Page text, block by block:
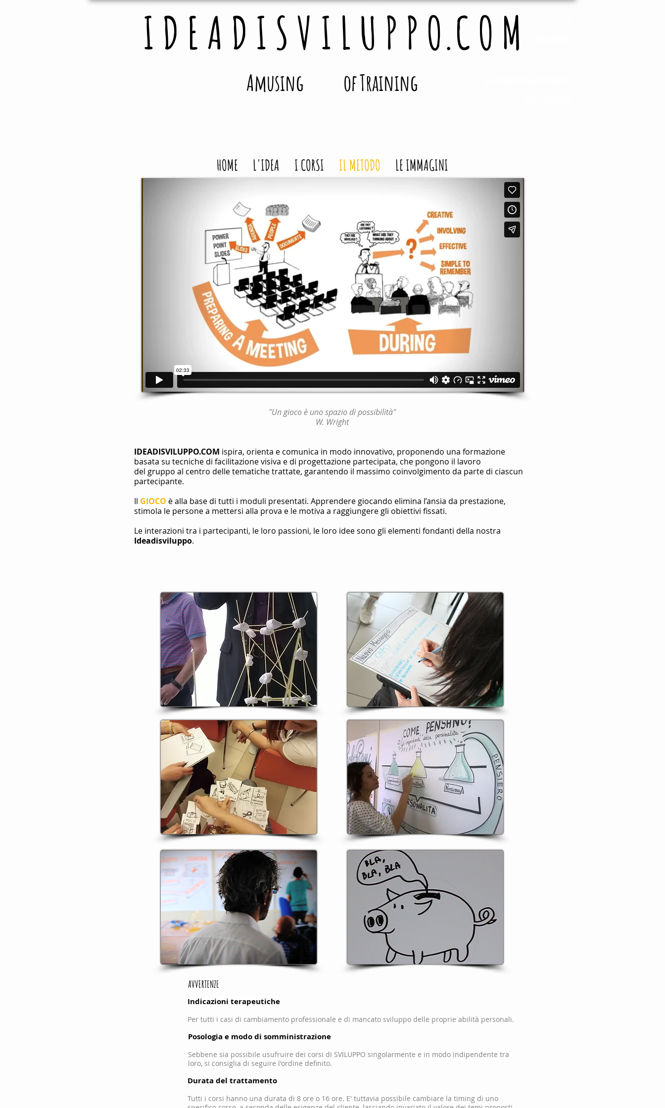
I D E A D I S V I L U P P O.C O M
Amusing ofTraining
"Un gioco è uno spazio di possibilità"
W. Wright
IDEADISVILUPPO.COM ispira, orienta e comunica in modo innovativo, proponendo una formazione
basata su tecniche di facilitazione visiva e di progettazione partecipata, che pongono il lavoro
del gruppo al centro delle tematiche trattate, garantendo il massimo coinvolgimento da parte di ciascun
partecipante.
Il GIOCO è alla base di tutti i moduli presentati. Apprendere giocando elimina l’ansia da prestazione,
stimola le persone a mettersi alla prova e le motiva a raggiungere gli obiettivi fissati.
Le interazioni tra i partecipanti, le loro passioni, le loro idee sono gli elementi fondanti della nostra
Ideadisviluppo.
AVVERTENZE
Indicazioni terapeutiche
Per tutti i casi di cambiamento professionale e di mancato sviluppo delle proprie abilità personali.
Posologia e modo di somministrazione
Sebbene sia possibile usufruire dei corsi di SVILUPPO singolarmente e in modo indipendente tra
loro, si consiglia di seguire l'ordine definito.
Durata del trattamento
Tutti i corsi hanno una durata di 8 ore o 16 ore. E' tuttavia possibile cambiare la timing di uno
HOME L'IDEA I CORSI IL METODO LE IMMAGINI